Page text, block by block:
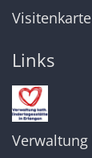
Links